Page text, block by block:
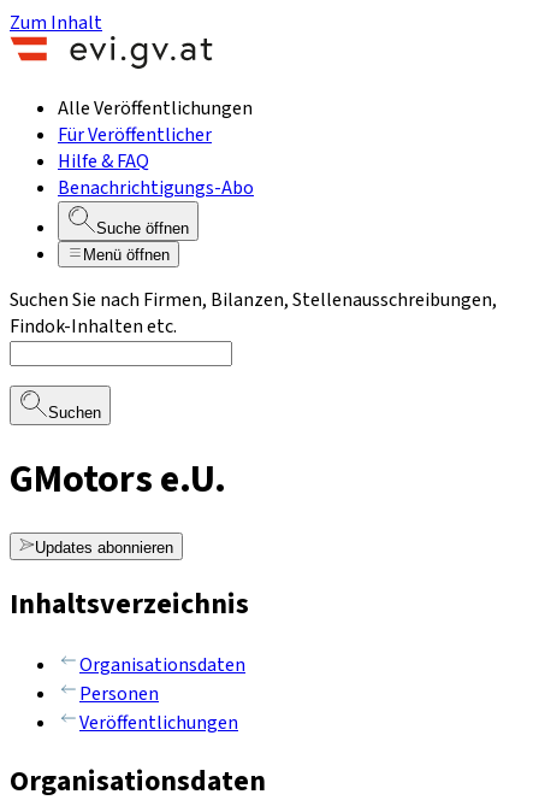
Zum Inhalt
Alle Veröffentlichungen
Für Veröffentlicher
Hilfe & FAQ
Benachrichtigungs-Abo
Suche öffnen
Menü öffnen
Suchen Sie nach Firmen, Bilanzen, Stellenausschreibungen,
Findok-Inhalten etc.
Suchen
GMotors e.U.
Updates abonnieren
Inhaltsverzeichnis
Organisationsdaten
Personen
Veröffentlichungen
Organisationsdaten